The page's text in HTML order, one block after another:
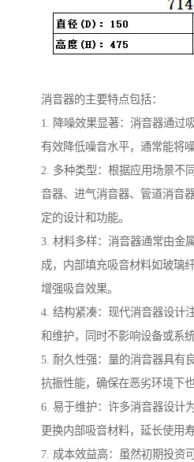
消音器的主要特点包括：
1. 降噪效果显著：消音器通过
有效降低噪音水平，通常能将
2. 多种类型：根据应用场景不
音器、进气消音器、管道消音
定的设计和功能。
3. 材料多样：消音器通常由金
成，内部填充吸音材料如玻璃
增强吸音效果。
4. 结构紧凑：现代消音器设计
和维护，同时不影响设备或系
5. 耐久性强：量的消音器具有
抗振性能，确保在恶劣环境下
6. 易于维护：许多消音器设计
更换内部吸音材料，延长使用寿
7. 成本效益高：虽然初期投资